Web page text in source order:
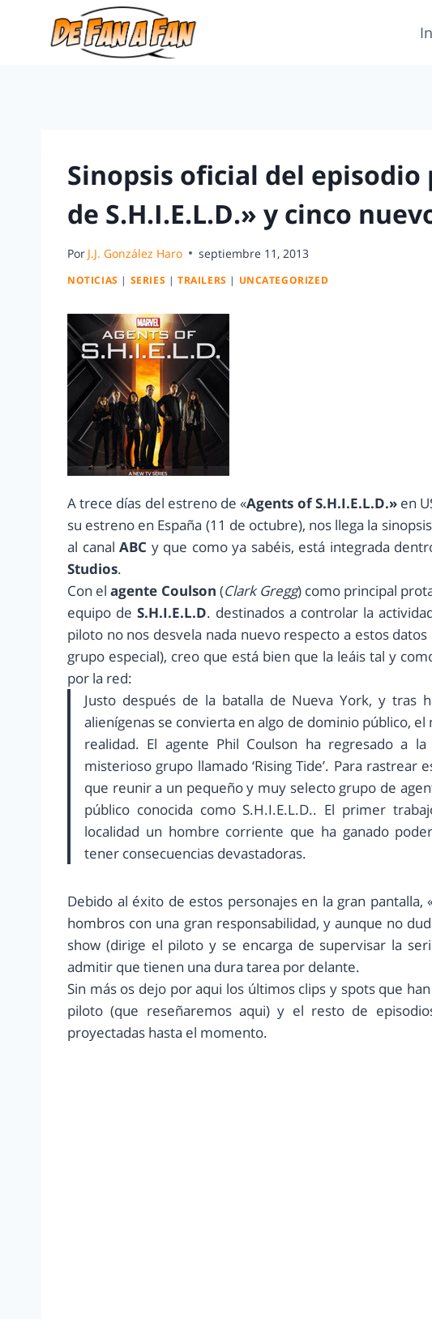
Sinopsis oficial del
de S.H.I.E.L.D.» y cinco
Por J.J. González Haro septiembre 11, 2013
NOTICIAS | SERIES | TRAILERS | UNCATEGORIZED
A trece días del estreno de «Agents of S.H.I.E.L.D.» en
su estreno en España (11 de octubre), nos llega la
al canalABC y que como ya sabéis, está integrada
Studios.
Con elagente Coulson (Clark Gregg) como principal
equipo de S.H.I.E.L.D. destinados a controlar la
piloto no nos desvela nada nuevo respecto a estos
grupo especial), creo que está bien que la leáis tal y
por la red:
Justo después de la batalla de Nueva York, y tras
alienígenas se convierta en algo de dominio público,
realidad. El agente Phil Coulson ha regresado a
misterioso grupo llamado ‘Rising Tide’. Para
que reunir a un pequeño y muy selecto grupo de
público conocida como S.H.I.E.L.D.. El primer
localidad un hombre corriente que ha ganado
tener consecuencias devastadoras.
Debido al éxito de estos personajes en la gran pantalla,
hombros con una gran responsabilidad, y aunque no
show (dirige el piloto y se encarga de supervisar la
admitir que tienen una dura tarea por delante.
Sin más os dejo por aqui los últimos clips y spots que
piloto (que reseñaremos aqui) y el resto de
proyectadas hasta el momento.